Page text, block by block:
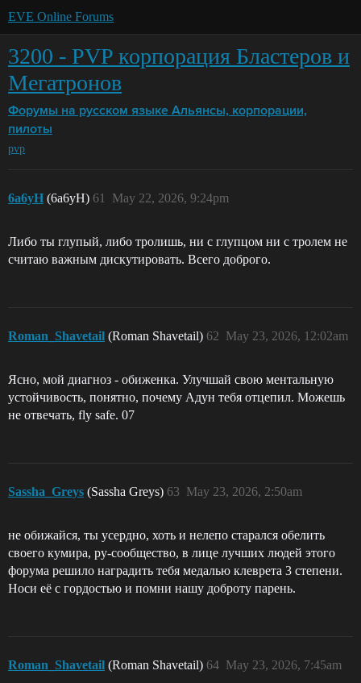
EVE Online Forums
3200 - PVP корпорация Бластеров и
Мегатронов
Форумы на русском языке Альянсы, корпорации,
пилоты
pvp
6a6yH (6a6yH) May 22, 2026, 9:24pm
61
Либо ты глупый, либо тролишь, ни с глупцом ни с тролем не
считаю важным дискутировать. Всего доброго.
Roman_Shavetail (Roman Shavetail) May 23, 2026, 12:02am
62
Ясно, мой диагноз - обиженка. Улучшай свою ментальную
устойчивость, понятно, почему Адун тебя отцепил. Можешь
не отвечать, fly safe. 07
Sassha_Greys (Sassha Greys) May 23, 2026, 2:50am
63
не обижайся, ты усердно, хоть и нелепо старался обелить
своего кумира, ру-сообщество, в лице лучших людей этого
форума решило наградить тебя медалью клеврета 3 степени.
Носи её с гордостью и помни нашу доброту парень.
Roman_Shavetail (Roman Shavetail) May 23, 2026, 7:45am
64